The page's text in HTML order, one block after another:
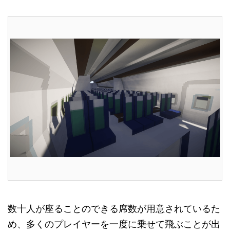
数十人が座ることのできる席数が用意されているた
め、多くのプレイヤーを一度に乗せて飛ぶことが出